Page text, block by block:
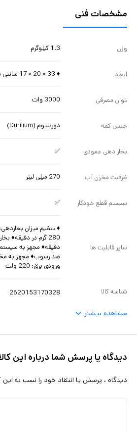
مشخصات فنی
وزن 1.3 کیلوگرم
ابعاد ♦ 33 × 20 × 17 سانتی متر♦ طول سیم: 2 متر
توان مصرفی 3000 وات
جنس کفه دوریلیوم (Durilium)
بخار دهی عمودی ✅
ظرفیت مخزن آب 270 میلی لیتر
سیستم قطع خودکار ✅
سایر قابلیت ها
♦ تنظیم میزان
دقیقه♦ مجهز به
ضد رسوب♦ مجهز به
ورودی برق: 220 ولت
شناسه کالا 2620153170328
مشاهده بیشتر
دیدگاه یا پرسش شما درباره این
دیدگاه ، پرسش یا انتقاد خود را نسب به این